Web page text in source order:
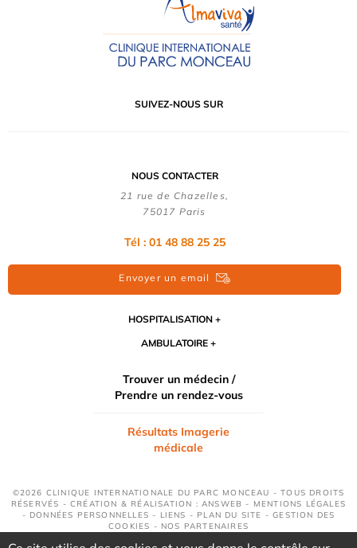
SUIVEZ-NOUS SUR
NOUS CONTACTER
21 rue de Chazelles,
75017 Paris
Tél : 01 48 88 25 25
Envoyer un email
HOSPITALISATION
AMBULATOIRE
Trouver un médecin /
Prendre un rendez-vous
Résultats Imagerie
médicale
©2026 CLINIQUE INTERNATIONALE DU PARC MONCEAU - TOUS DROITS
RÉSERVÉS - CRÉATION & RÉALISATION : ANSWEB - MENTIONS LÉGALES
- DONNÉES PERSONNELLES - LIENS - PLAN DU SITE -GESTION DES
COOKIES - NOS PARTENAIRES